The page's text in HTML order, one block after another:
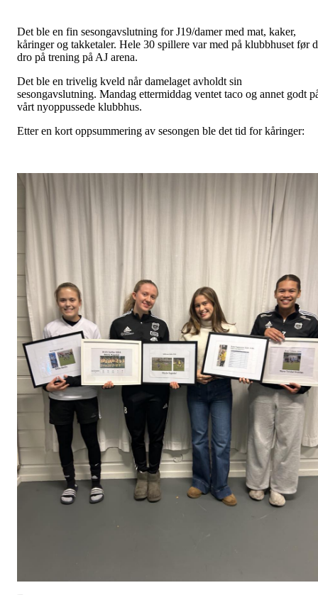
Det ble en fin sesongavslutning for J19/damer med mat, kaker,
kåringer og takketaler. Hele 30 spillere var med på klubbhuset før
dro på trening på AJ arena.
Det ble en trivelig kveld når damelaget avholdt sin
sesongavslutning. Mandag ettermiddag ventet taco og annet godt
vårt nyoppussede klubbhus.
Etter en kort oppsummering av sesongen ble det tid for kåringer: